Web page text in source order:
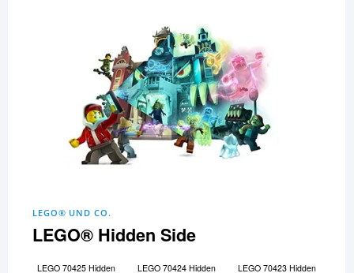
LEGO® UND CO.
LEGO® Hidden Side
LEGO 70425 Hidden
LEGO 70424 Hidden
LEGO 70423 Hidden